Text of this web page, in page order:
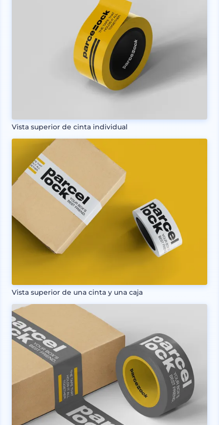
Vista superior de cinta individual
Vista superior de una cinta y una caja